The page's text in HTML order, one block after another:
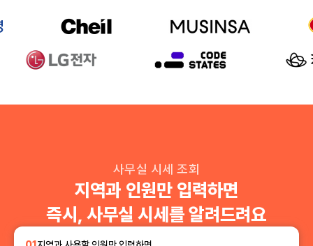
사무실 시세 조회
지역과 인원만 입력하면
즉시, 사무실 시세를 알려드려요